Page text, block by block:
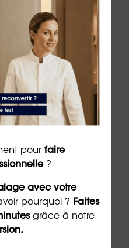
accompagné(e)
, cofondateur et
(27/06/2024)
pour faire
?
avec votre
pourquoi ? Faites
grâce à notre